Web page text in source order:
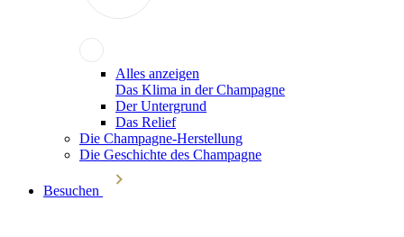
Alles anzeigen
Das Klima in der Champagne
Der Untergrund
Das Relief
Die Champagne-Herstellung
Die Geschichte des Champagne
Besuchen